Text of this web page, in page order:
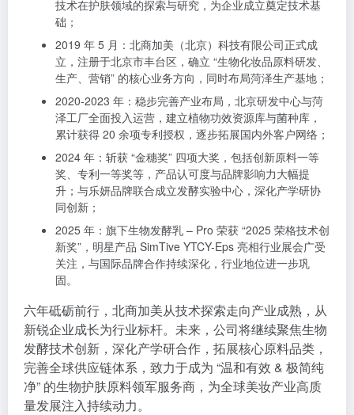
技术在护肤领域的探索与研究，为企业成立奠定技术基
础；
2019 年 5 月：北商加美（北京）科技有限公司正式成
立，注册于北京市丰台区，确立 “生物化妆品原料研发、
生产、营销” 的核心业务方向，同时布局菏泽生产基地；
2020-2023 年：稳步完善产业布局，北京研发中心与菏
泽工厂全面投入运营，建立植物功效资源库与菌种库，
累计获得 20 余项专利授权，逐步拓展国内外客户网络；
2024 年：斩获 “金穗奖” 四项大奖，包括创新原料一等
奖、专利一等奖等，产品认可度与品牌影响力大幅提
升；与乐妍品牌联合成立发酵实验中心，深化产学研协
同创新；
2025 年：旗下生物发酵乳 – Pro 荣获 “2025 荣格技术创
新奖”，明星产品 SimTive YTCY-Eps 亮相行业展会广受
关注，与国际品牌合作持续深化，行业地位进一步巩
固。
六年砥砺前行，北商加美从技术探索走向产业成熟，从
新锐企业成长为行业标杆。未来，公司将继续聚焦生物
发酵技术创新，深化产学研合作，拓展核心原料品类，
完善全球供应链体系，致力于成为 “温和有效 & 极简纯
净” 的生物护肤原料领军服务商，为全球美妆产业高质
量发展注入持续动力。